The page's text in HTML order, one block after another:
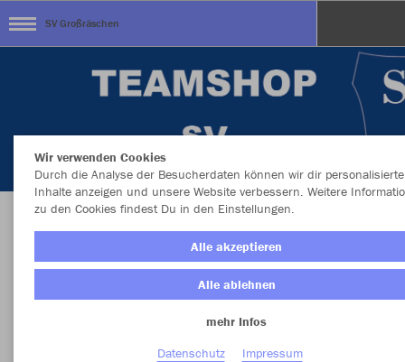
SV Großräschen
Herzlich Willkommen im Teamshop SV
Großräschen
Wir verwenden Cookies
Durch die Analyse der Besucherdaten können wir dir personalisierte
Inhalte anzeigen und unsere Website verbessern. Weitere
zu den Cookies findest Du in den Einstellungen.
Alle akzeptieren
Alle ablehnen
mehr Infos
Datenschutz
Impressum